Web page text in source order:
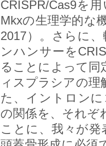
CRISPR/Cas9を
Mkxの生理学的な
2017）。さらに
ンハンサーを
ることによって同
ィスプラシアの理
た、イントロン
の関係を、それぞ
ことに、我々が発